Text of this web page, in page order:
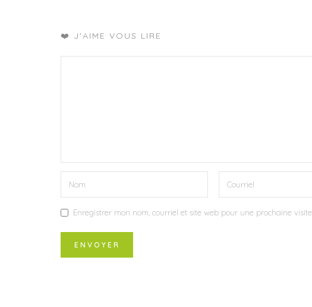
❤️ J'AIME VOUS LIRE
Enregistrer mon nom, courriel et site web pour une prochaine visite.